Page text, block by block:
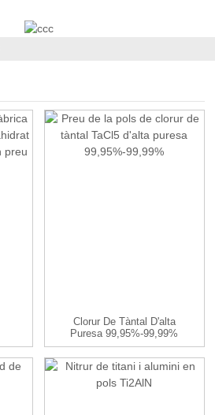
Clorur De Tàntal D'alta
Puresa 99,95%-99,99%
TaC...